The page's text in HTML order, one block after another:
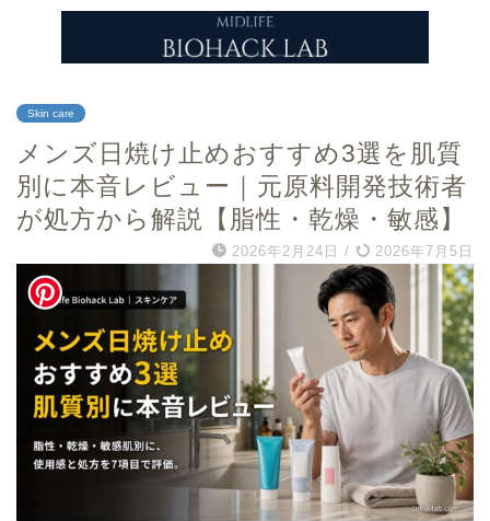
Skin care
メンズ日焼け止めおすすめ3選を肌質
別に本音レビュー｜元原料開発技術者
が処方から解説【脂性・乾燥・敏感】
2026年2月24日 / 2026年7月5日